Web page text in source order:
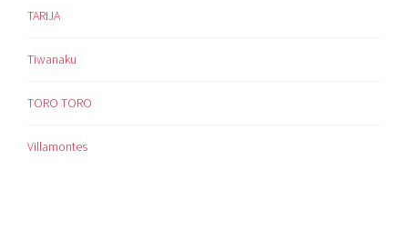
TARIJA
Tiwanaku
TORO TORO
Villamontes